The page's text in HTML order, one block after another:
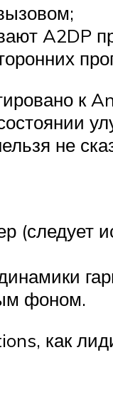
A2DP
к
не
(следует
фоном.
как